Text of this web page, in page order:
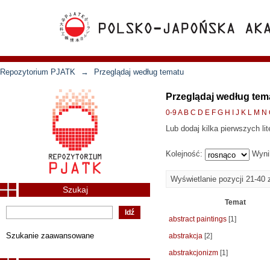
Repozytorium PJATK → Przeglądaj według tematu
Przeglądaj według
0-9A B C D E F G H J K L M N
Lub dodaj kilka pierwszych
Kolejność:
Wyświetlanie pozycji 21-40
Temat
abstract paintings [1]
abstrakcja [2]
abstrakcjonizm [1]
Szukaj
Szukanie zaawansowane